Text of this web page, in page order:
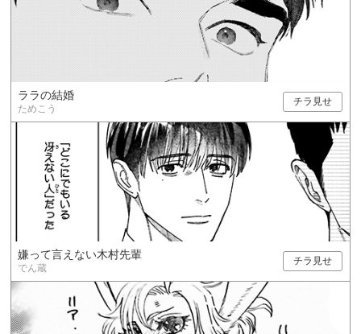
ララの結婚
ためこう
チラ見せ
嫌って言えない木村先輩
でん蔵
チラ見せ